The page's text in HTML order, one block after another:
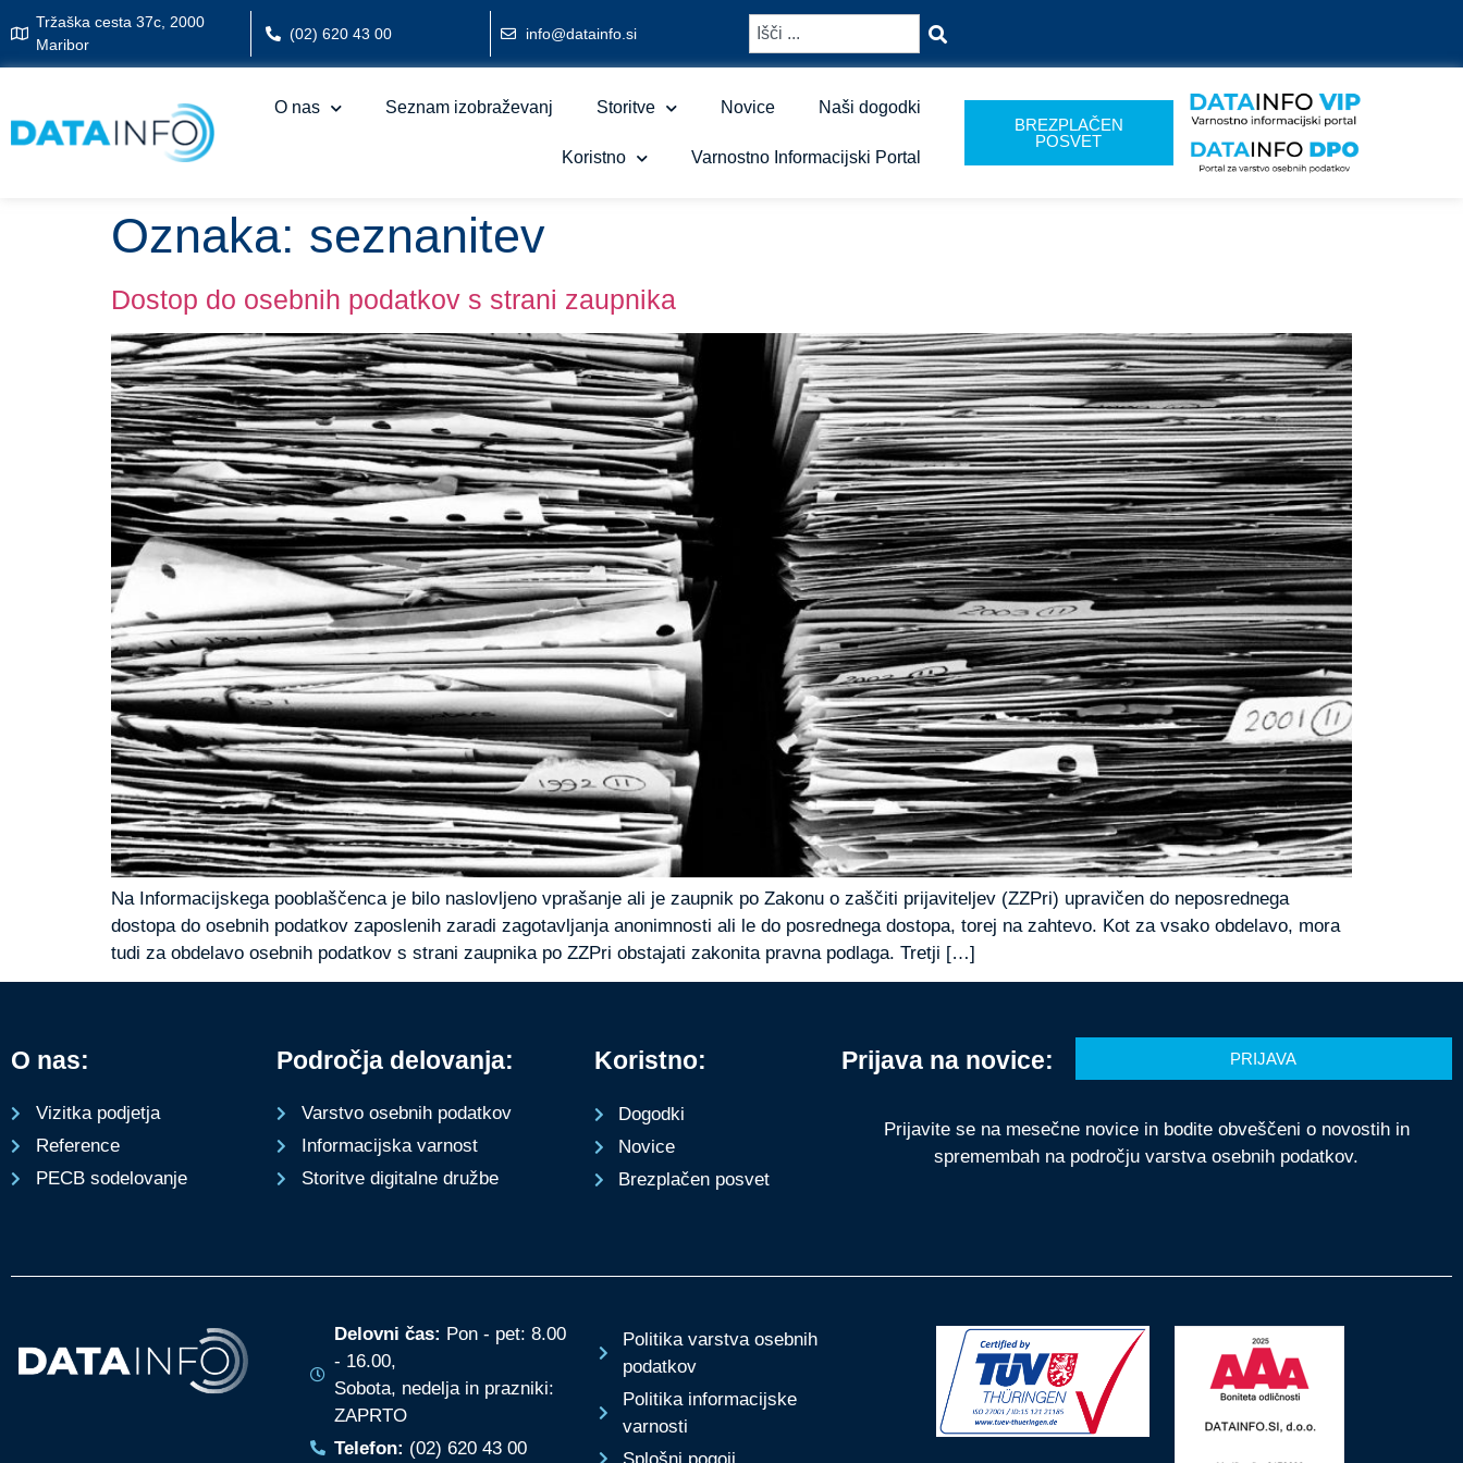
Tržaška cesta 37c, 2000
Maribor
(02) 620 43 00 info@datainfo.si
O nas Seznam izobraževanj Storitve Novice Naši dogodki
Koristno Varnostno Informacijski Portal
BREZPLAČEN
POSVET
Oznaka: seznanitev
Dostop do osebnih podatkov s strani zaupnika
Na Informacijskega pooblaščenca je bilo naslovljeno vprašanje ali je zaupnik po Zakonu o zaščiti prijaviteljev (ZZPri) upravičen do neposrednega
dostopa do osebnih podatkov zaposlenih zaradi zagotavljanja anonimnosti ali le do posrednega dostopa, torej na zahtevo. Kot za vsako obdelavo, mora
tudi za obdelavo osebnih podatkov s strani zaupnika po ZZPri obstajati zakonita pravna podlaga. Tretji […]
O nas:
Vizitka podjetja
Reference
PECB sodelovanje
Področja delovanja:
Varstvo osebnih podatkov
Informacijska varnost
Storitve digitalne družbe
Koristno:
Dogodki
Novice
Brezplačen posvet
Prijava na novice: PRIJAVA
Prijavite se na mesečne novice in bodite obveščeni o novostih in
spremembah na področju varstva osebnih podatkov.
Delovni čas: Pon - pet: 8.00
- 16.00,
Sobota, nedelja in prazniki:
ZAPRTO
Telefon: (02) 620 43 00
Politika varstva osebnih
podatkov
Politika informacijske
varnosti
Splošni pogoji